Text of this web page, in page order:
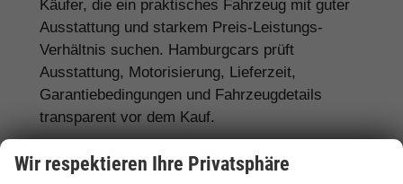
Käufer, die ein praktisches Fahrzeug mit guter
Ausstattung und starkem Preis-Leistungs-
Verhältnis suchen. Hamburgcars prüft
Ausstattung, Motorisierung, Lieferzeit,
Garantiebedingungen und Fahrzeugdetails
transparent vor dem Kauf.
Für Familien: Skoda Octavia, Superb,
Wir respektieren Ihre Privatsphäre